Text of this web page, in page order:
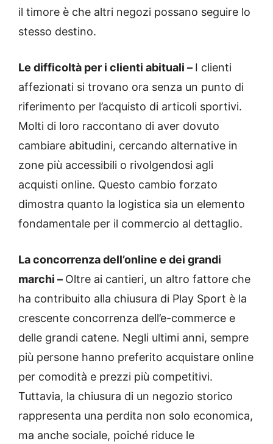
il timore è che altri negozi possano seguire lo
stesso destino.
Le difficoltà per i clienti abituali – I clienti
affezionati si trovano ora senza un punto di
riferimento per l’acquisto di articoli sportivi.
Molti di loro raccontano di aver dovuto
cambiare abitudini, cercando alternative in
zone più accessibili o rivolgendosi agli
acquisti online. Questo cambio forzato
dimostra quanto la logistica sia un elemento
fondamentale per il commercio al dettaglio.
La concorrenza dell’online e dei grandi
marchi – Oltre ai cantieri, un altro fattore che
ha contribuito alla chiusura di Play Sport è la
crescente concorrenza dell’e-commerce e
delle grandi catene. Negli ultimi anni, sempre
più persone hanno preferito acquistare online
per comodità e prezzi più competitivi.
Tuttavia, la chiusura di un negozio storico
rappresenta una perdita non solo economica,
ma anche sociale, poiché riduce le